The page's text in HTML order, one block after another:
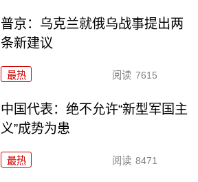
普京：乌克兰就俄乌战事提出两
条新建议
最热 阅读 7615
中国代表：绝不允许“新型军国主
义”成势为患
最热 阅读 8471